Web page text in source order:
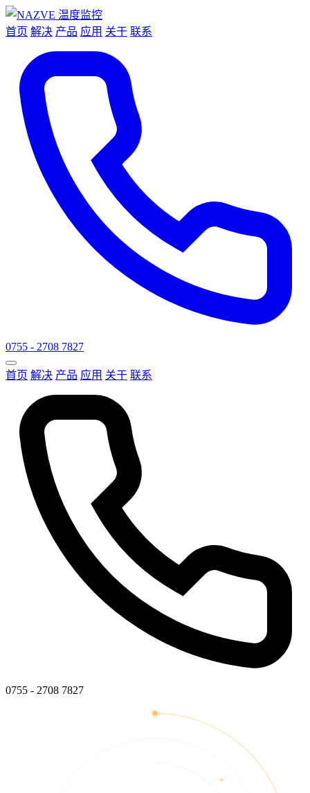
首页 解决 产品 应用 关于 联系
0755 - 2708 7827
首页 解决 产品 应用 关于 联系
0755 - 2708 7827